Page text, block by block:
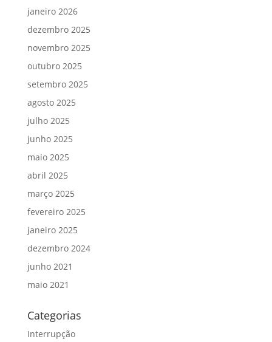
janeiro 2026
dezembro 2025
novembro 2025
outubro 2025
setembro 2025
agosto 2025
julho 2025
junho 2025
maio 2025
abril 2025
março 2025
fevereiro 2025
janeiro 2025
dezembro 2024
junho 2021
maio 2021
Categorias
Interrupção